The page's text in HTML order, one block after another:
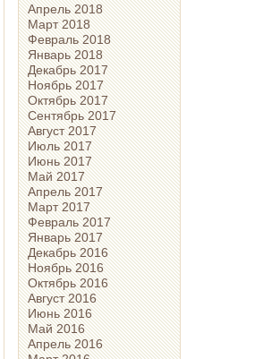
Апрель 2018
Март 2018
Февраль 2018
Январь 2018
Декабрь 2017
Ноябрь 2017
Октябрь 2017
Сентябрь 2017
Август 2017
Июль 2017
Июнь 2017
Май 2017
Апрель 2017
Март 2017
Февраль 2017
Январь 2017
Декабрь 2016
Ноябрь 2016
Октябрь 2016
Август 2016
Июнь 2016
Май 2016
Апрель 2016